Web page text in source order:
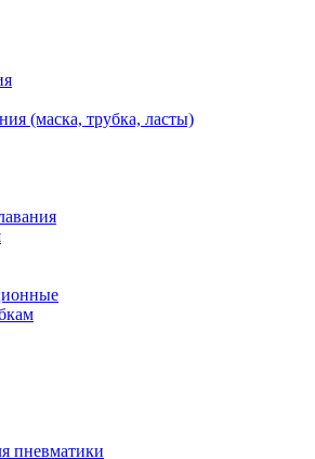
(маска, трубка, ласты)
пневматики